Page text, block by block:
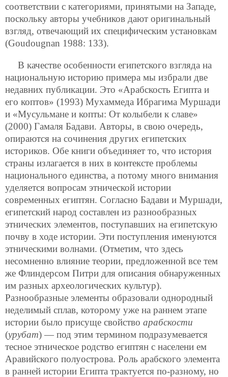
соответствии с категориями, принятыми на Западе,
поскольку авторы учебников дают оригинальный
взгляд, отвечающий их специфическим установкам
(Goudougnan 1988: 133).
В качестве особенности египетского взгляда на
национальную историю примера мы избрали две
недавних публикации. Это «Арабскость Египта и
его коптов» (1993) Мухаммеда Ибрагима Муршади
и «Мусульмане и копты: От колыбели к славе»
(2000) Гамаля Бадави. Авторы, в свою очередь,
опираются на сочинения других египетских
историков. Обе книги объединяет то, что история
страны излагается в них в контексте проблемы
национального единства, а потому много внимания
уделяется вопросам этнической истории
современных египтян. Согласно Бадави и Муршади,
египетский народ составлен из разнообразных
этнических элементов, поступавших на египетскую
почву в ходе истории. Эти поступления именуются
этническими волнами. (Отметим, что здесь
несомненно влияние теории, предложенной все тем
же Флиндерсом Питри для описания обнаруженных
им разных археологических культур).
Разнообразные элементы образовали однородный
неделимый сплав, которому уже на раннем этапе
истории было присуще свойство арабскости
(урубат) — под этим термином подразумевается
тесное этническое родство египтян с населени ем
Аравийского полуострова. Роль арабского элемента
в ранней истории Египта трактуется по-разному, но